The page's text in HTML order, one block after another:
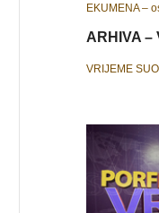
EKUMENA –
ARHIVA –
VRIJEME